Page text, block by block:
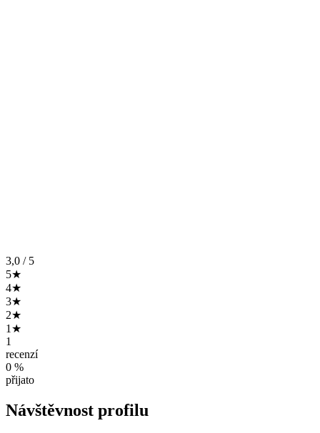
3,0 / 5
5★
4★
3★
2★
1★
1
recenzí
0 %
přijato
Návštěvnost profilu